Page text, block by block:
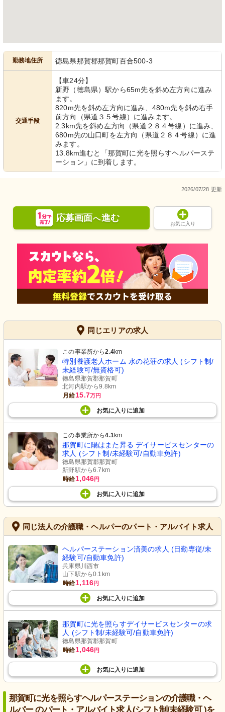
勤務地住所 徳島県那賀郡那賀町百合500-3
交通手段
【車24分】
新野（徳島県）駅から65m先を斜め左方向に進み
ます。
820m先を斜め左方向に進み、480m先を斜め右手
前方向（県道３５号線）に進みます。
2.3km先を斜め左方向（県道２８４号線）に進み、
680m先の山口町を左方向（県道２８４号線）に進
みます。
13.8km進むと「那賀町に光を照らすヘルパーステ
ーション」に到着します。
2026/07/28 更新
応募画面へ進む
お気に入り
同じエリアの求人
この事業所から2.4km
特別養護老人ホーム 水の花荘の求人 (シフト制/
未経験可/無資格可)
徳島県那賀郡那賀町
北河内駅から9.8km
月給15.7万円
お気に入り に追加
この事業所から4.1km
那賀町に陽はまた昇る デイサービスセンターの
求人 (シフト制/未経験可/自動車免許)
徳島県那賀郡那賀町
新野駅から6.7km
時給1,046円
お気に入り に追加
同じ法人の介護職・ヘルパーのパート・アルバイト求人
ヘルパーステーション済美の求人 (日勤専従/未
経験可/自動車免許)
兵庫県川西市
山下駅から0.1km
時給1,116円
お気に入り に追加
那賀町に光を照らすデイサービスセンターの求
人 (シフト制/未経験可/自動車免許)
徳島県那賀郡那賀町
時給1,046円
お気に入り に追加
那賀町に光を照らすヘルパーステーションの介護職・ヘ
ルパー のパート・アルバイト求人(シフト制/未経験可 )を